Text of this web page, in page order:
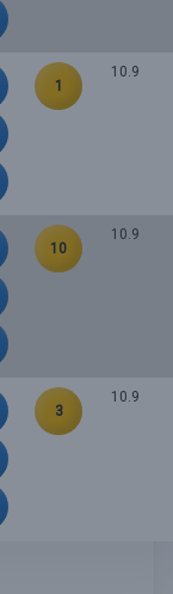
1
10.9
10
10.9
3
10.9